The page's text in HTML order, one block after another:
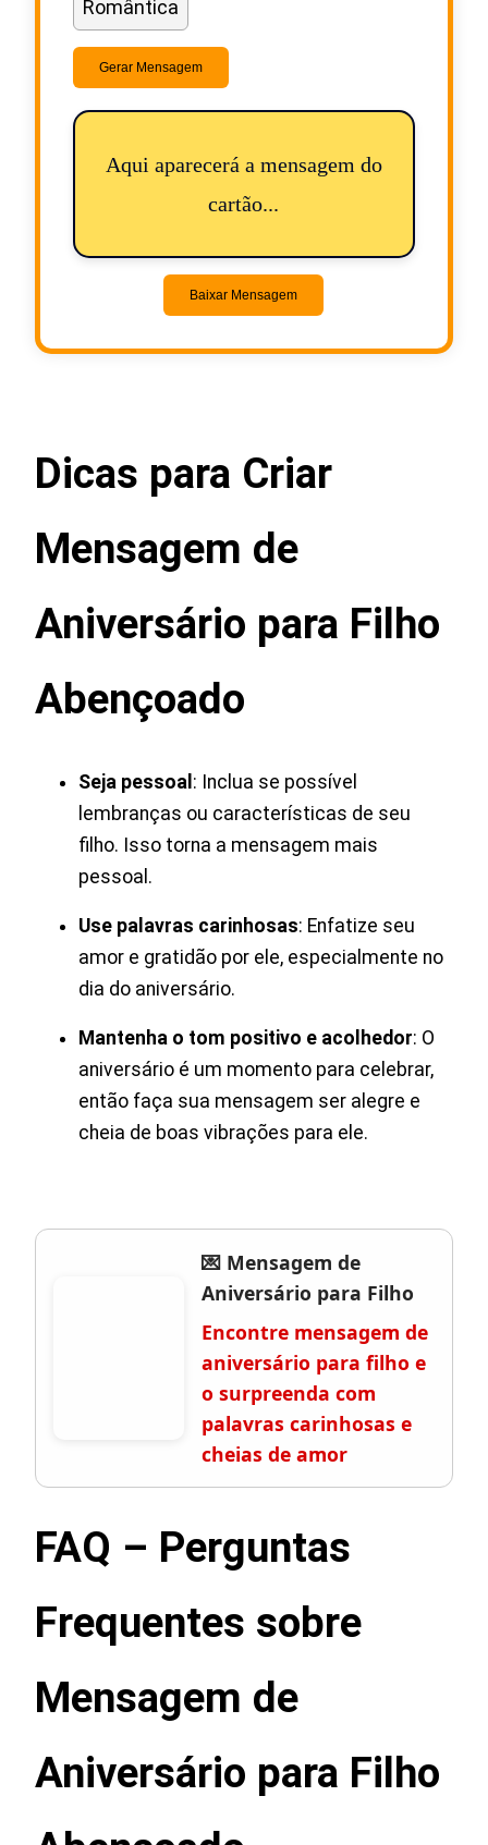
Romântica
Gerar Mensagem
Aqui aparecerá a mensagem do
cartão...
Baixar Mensagem
Dicas para Criar
Mensagem de
Aniversário para Filho
Abençoado
Seja pessoal : Inclua se possível
lembranças ou características de seu
filho. Isso torna a mensagem mais
pessoal.
Use palavras carinhosas: Enfatize seu
amor e gratidão por ele, especialmente no
dia do aniversário.
Mantenha o tom positivo e acolhedor: O
aniversário é um momento para celebrar,
então faça sua mensagem ser alegre e
cheia de boas vibrações para ele.
💌 Mensagem de
Aniversário para Filho
Encontre mensagem de
aniversário para filho e
o surpreenda com
palavras carinhosas e
cheias de amor
FAQ – Perguntas
Frequentes sobre
Mensagem de
Aniversário para Filho